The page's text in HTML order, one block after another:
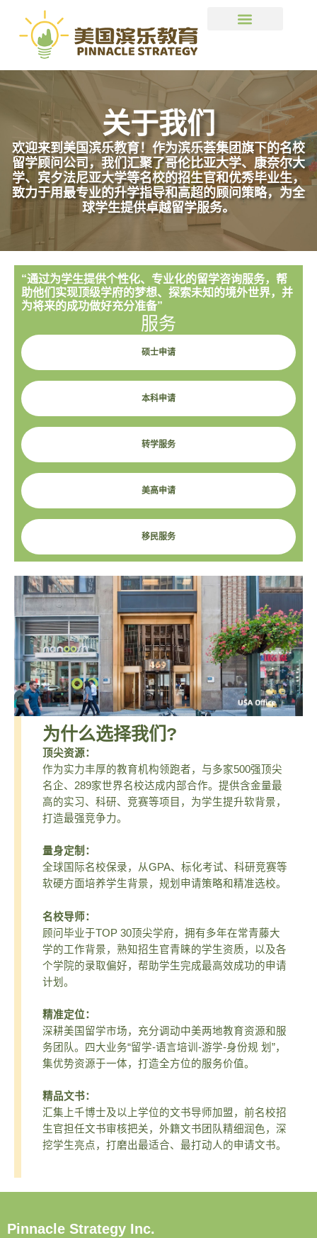
关于我们
欢迎来到美国滨乐教育！作为滨乐荟集团旗下的名校
留学顾问公司，我们汇聚了哥伦比亚大学、康奈尔大
学、宾夕法尼亚大学等名校的招生官和优秀毕业生，
致力于用最专业的升学指导和高超的顾问策略，为全
球学生提供卓越留学服务。
“通过为学生提供个性化、专业化的留学咨询服务，帮
助他们实现顶级学府的梦想、探索未知的境外世界，并
为将来的成功做好充分准备”
服务
硕士申请
本科申请
转学服务
美高申请
移民服务
为什么选择我们?
顶尖资源：
作为实力丰厚的教育机构领跑者，与多家500强顶尖
名企、289家世界名校达成内部合作。提供含金量最
高的实习、科研、竞赛等项目，为学生提升软背景，
打造最强竞争力。
量身定制：
全球国际名校保录，从GPA、标化考试、科研竞赛等
软硬方面培养学生背景，规划申请策略和精准选校。
名校导师：
顾问毕业于TOP 30顶尖学府，拥有多年在常青藤大
学的工作背景，熟知招生官青睐的学生资质，以及各
个学院的录取偏好，帮助学生完成最高效成功的申请
计划。
精准定位：
深耕美国留学市场，充分调动中美两地教育资源和服
务团队。四大业务“留学-语言培训-游学-身份规 划”，
集优势资源于一体，打造全方位的服务价值。
精品文书：
汇集上千博士及以上学位的文书导师加盟，前名校招
生官担任文书审核把关，外籍文书团队精细润色，深
挖学生亮点，打磨出最适合、最打动人的申请文书。
Pinnacle Strategy Inc.